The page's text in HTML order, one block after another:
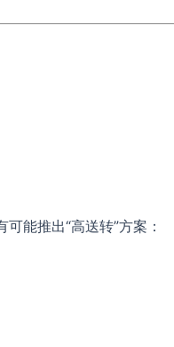
能推出“高送转”方案：